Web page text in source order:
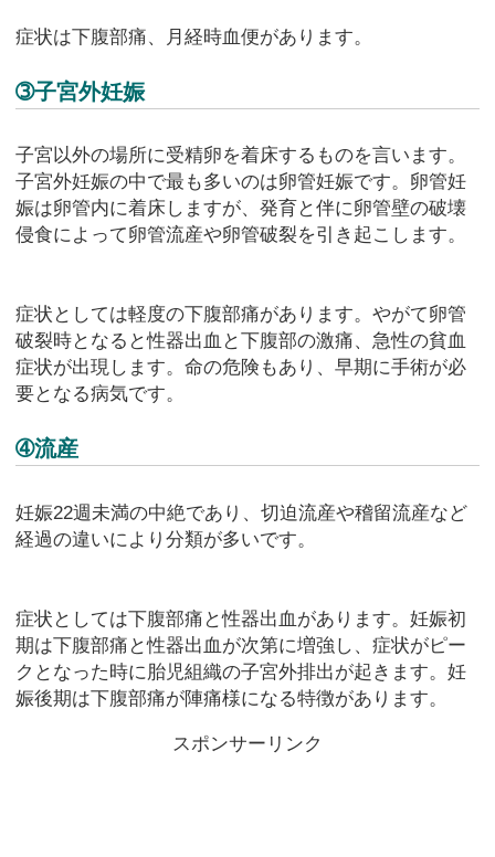
症状は下腹部痛、月経時血便があります。
➂子宮外妊娠
子宮以外の場所に受精卵を着床するものを言います。
子宮外妊娠の中で最も多いのは卵管妊娠です。卵管妊
娠は卵管内に着床しますが、発育と伴に卵管壁の破壊
侵食によって卵管流産や卵管破裂を引き起こします。
症状としては軽度の下腹部痛があります。やがて卵管
破裂時となると性器出血と下腹部の激痛、急性の貧血
症状が出現します。命の危険もあり、早期に手術が必
要となる病気です。
➃流産
妊娠22週未満の中絶であり、切迫流産や稽留流産など
経過の違いにより分類が多いです。
症状としては下腹部痛と性器出血があります。妊娠初
期は下腹部痛と性器出血が次第に増強し、症状がピー
クとなった時に胎児組織の子宮外排出が起きます。妊
娠後期は下腹部痛が陣痛様になる特徴があります。
スポンサーリンク